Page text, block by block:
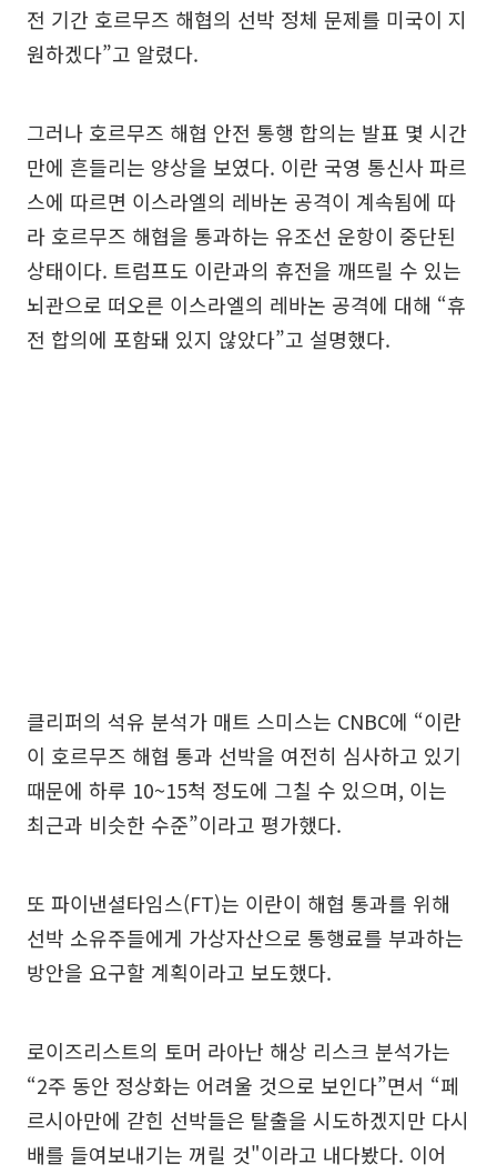
전 기간 호르무즈 해협의 선박 정체 문제를 미국이 지
원하겠다”고 알렸다.
그러나 호르무즈 해협 안전 통행 합의는 발표 몇 시간
만에 흔들리는 양상을 보였다. 이란 국영 통신사 파르
스에 따르면 이스라엘의 레바논 공격이 계속됨에 따
라 호르무즈 해협을 통과하는 유조선 운항이 중단된
상태이다. 트럼프도 이란과의 휴전을 깨뜨릴 수 있는
뇌관으로 떠오른 이스라엘의 레바논 공격에 대해 “휴
전 합의에 포함돼 있지 않았다”고 설명했다.
클리퍼의 석유 분석가 매트 스미스는 CNBC에 “이란
이 호르무즈 해협 통과 선박을 여전히 심사하고 있기
때문에 하루 10~15척 정도에 그칠 수 있으며, 이는
최근과 비슷한 수준”이라고 평가했다.
또 파이낸셜타임스(FT)는 이란이 해협 통과를 위해
선박 소유주들에게 가상자산으로 통행료를 부과하는
방안을 요구할 계획이라고 보도했다.
로이즈리스트의 토머 라아난 해상 리스크 분석가는
“2주 동안 정상화는 어려울 것으로 보인다”면서 “페
르시아만에 갇힌 선박들은 탈출을 시도하겠지만 다시
배를 들여보내기는 꺼릴 것"이라고 내다봤다. 이어